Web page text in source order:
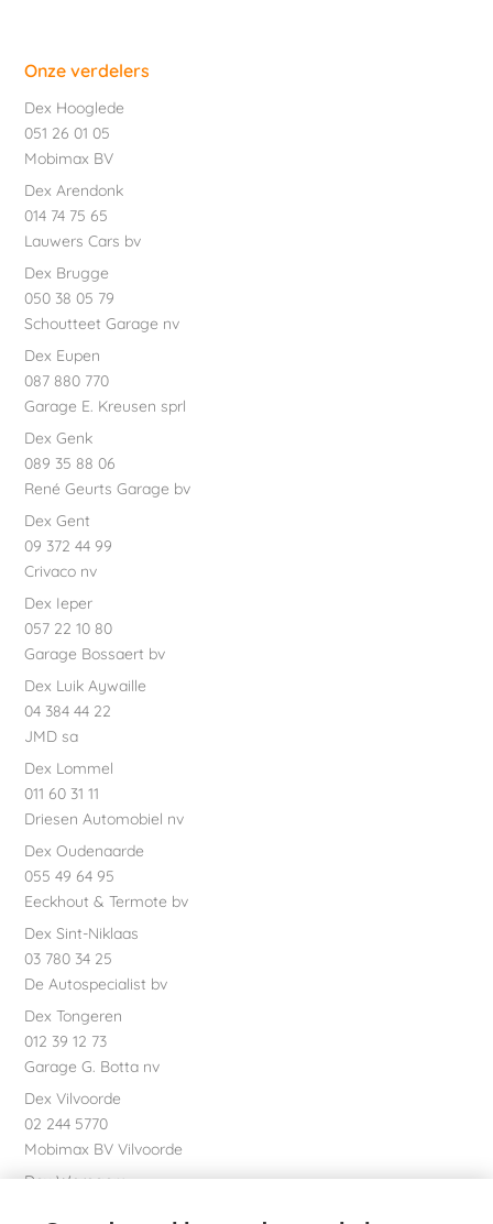
Onze verdelers
Dex Hooglede
051 26 01 05
Mobimax BV
Dex Arendonk
014 74 75 65
Lauwers Cars bv
Dex Brugge
050 38 05 79
Schoutteet Garage nv
Dex Eupen
087 880 770
Garage E. Kreusen sprl
Dex Genk
089 35 88 06
René Geurts Garage bv
Dex Gent
09 372 44 99
Crivaco nv
Dex Ieper
057 22 10 80
Garage Bossaert bv
Dex Luik Aywaille
04 384 44 22
JMD sa
Dex Lommel
011 60 31 11
Driesen Automobiel nv
Dex Oudenaarde
055 49 64 95
Eeckhout & Termote bv
Dex Sint-Niklaas
03 780 34 25
De Autospecialist bv
Dex Tongeren
012 39 12 73
Garage G. Botta nv
Dex Vilvoorde
02 244 5770
Mobimax BV Vilvoorde
Dex Waregem